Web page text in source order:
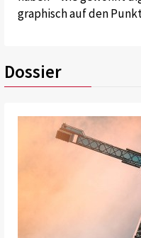
graphisch auf den
Dossier